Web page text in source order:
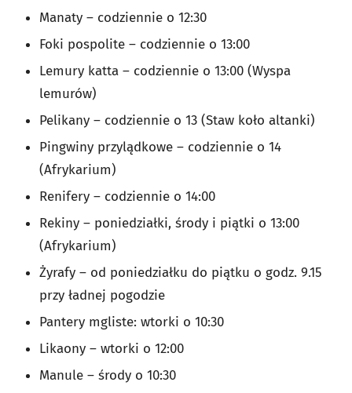
Manaty – codziennie o 12:30
Foki pospolite – codziennie o 13:00
Lemury katta – codziennie o 13:00 (Wyspa
lemurów)
Pelikany – codziennie o 13 (Staw koło altanki)
Pingwiny przylądkowe – codziennie o 14
(Afrykarium)
Renifery – codziennie o 14:00
Rekiny – poniedziałki, środy i piątki o 13:00
(Afrykarium)
Żyrafy – od poniedziałku do piątku o godz. 9.15
przy ładnej pogodzie
Pantery mgliste: wtorki o 10:30
Likaony – wtorki o 12:00
Manule – środy o 10:30